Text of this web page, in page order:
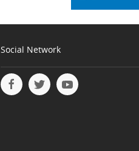
Social Network